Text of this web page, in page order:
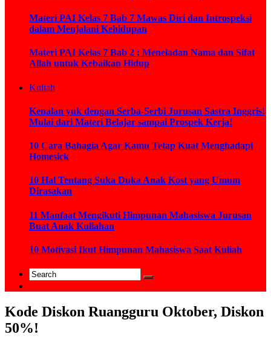
Materi PAI Kelas 7 Bab 7 Mawas Diri dan Introspeksi
dalam Menjalani Kehidupan
Materi PAI Kelas 7 Bab 2 : Meneladan Nama dan Sifat
Allah untuk Kebaikan Hidup
Kuliah
Kenalan yuk dengan Serba-Serbi Jurusan Sastra Inggris!
Mulai dari Materi Belajar sampai Prospek Kerja!
10 Cara Bahagia Agar Kamu Tetap Kuat Menghadapi
Homesick
10 Hal Tentang Suka Duka Anak Kost yang Umum
Dirasakan
11 Manfaat Mengikuti Himpunan Mahasiswa Jurusan
Buat Anak Kuliahan
10 Motivasi Ikut Himpunan Mahasiswa Saat Kuliah
Kode Diskon Ruangguru Oktober, Diskon
50%!